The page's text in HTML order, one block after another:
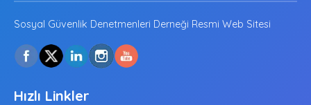
Sosyal Güvenlik Denetmenleri Derneği Resmi Web Sitesi
Hızlı Linkler